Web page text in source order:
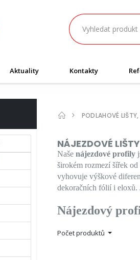
Aktuality Kontakty
PODLAHOVÉ LIŠTY,
NÁJEZDOVÉ
Naše nájezdové profily
širokém rozmezí šířek
vyhovuje výškové
dekoračních fólií i eloxů.
Nájezdový
Počet produktů